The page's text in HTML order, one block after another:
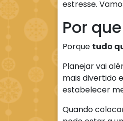
estresse.
Por
Porque tudo
Planejar vai
mais divertido
estabelecer
Quando